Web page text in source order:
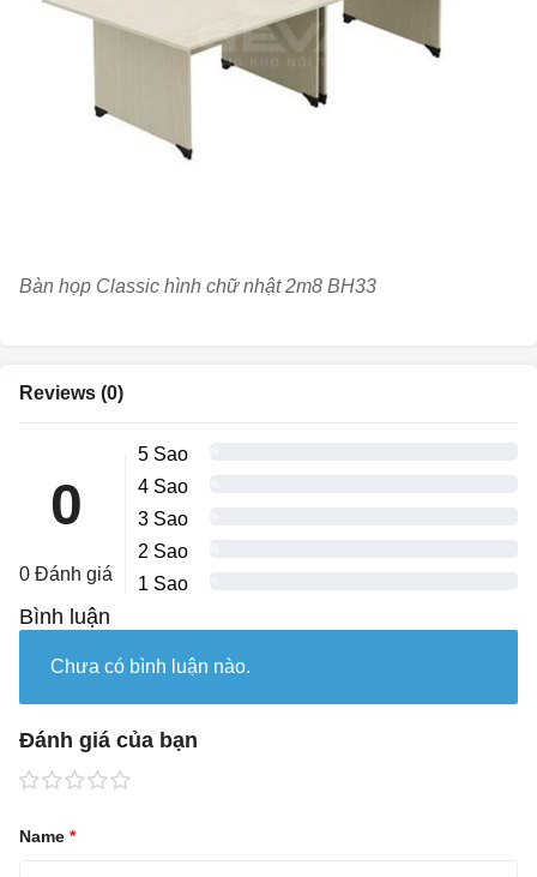
Bàn họp Classic hình chữ nhật 2m8 BH33
Reviews (0)
0
0 Đánh giá 1 Sao
2 Sao
3 Sao
4 Sao
5 Sao
Bình luận
Chưa có bình luận nào.
Đánh giá của bạn
Name *